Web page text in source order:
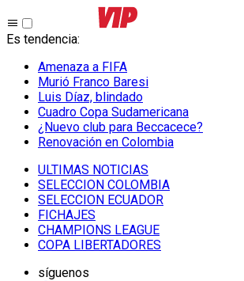
Es tendencia:
Amenaza a FIFA
Murió Franco Baresi
Luis Díaz, blindado
Cuadro Copa Sudamericana
¿Nuevo club para Beccacece?
Renovación en Colombia
ULTIMAS NOTICIAS
SELECCION COLOMBIA
SELECCION ECUADOR
FICHAJES
CHAMPIONS LEAGUE
COPA LIBERTADORES
síguenos